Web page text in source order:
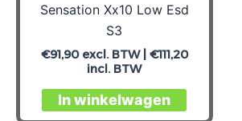
Sensation Xx10 Low Esd
S3
€91,90excl. BTW | €111,20
incl. BTW
In winkelwagen
Dit
product